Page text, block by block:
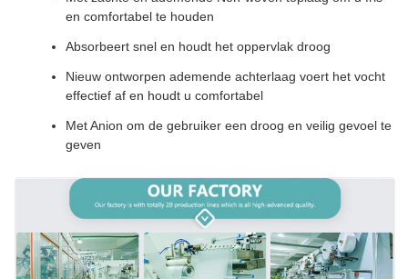
en comfortabel te houden
Absorbeert snel en houdt het oppervlak droog
Nieuw ontworpen ademende achterlaag voert het vocht
effectief af en houdt u comfortabel
Met Anion om de gebruiker een droog en veilig gevoel te
geven